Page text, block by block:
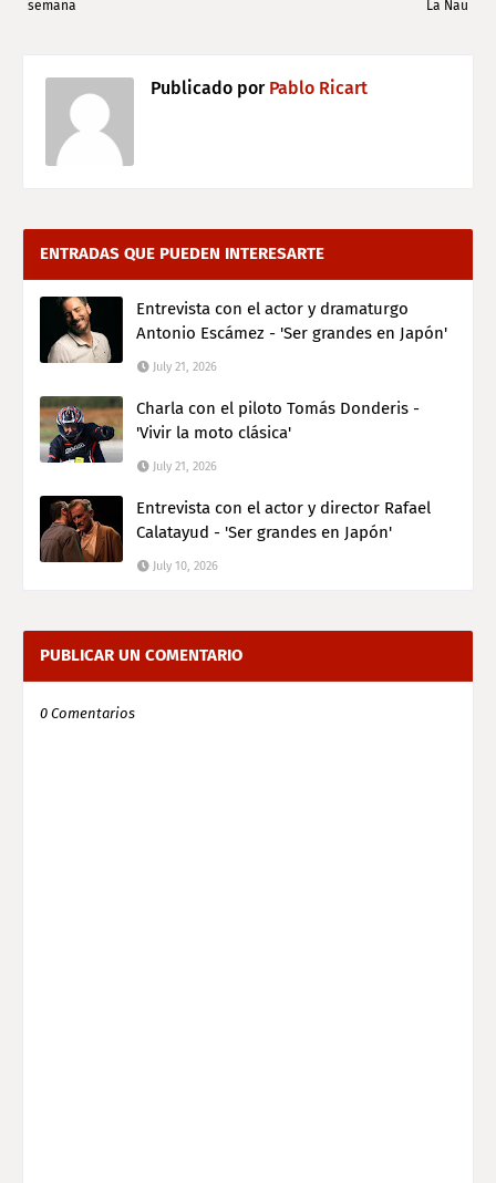
La Nau
semana
Publicado porPablo Ricart
ENTRADAS QUE PUEDEN INTERESARTE
Entrevista con el actor y dramaturgo
Antonio Escámez - 'Ser grandes en Japón'
July 21, 2026
Charla con el piloto Tomás Donderis -
'Vivir la moto clásica'
July 21, 2026
Entrevista con el actor y director Rafael
Calatayud - 'Ser grandes en Japón'
July 10, 2026
PUBLICAR UN COMENTARIO
0 Comentarios